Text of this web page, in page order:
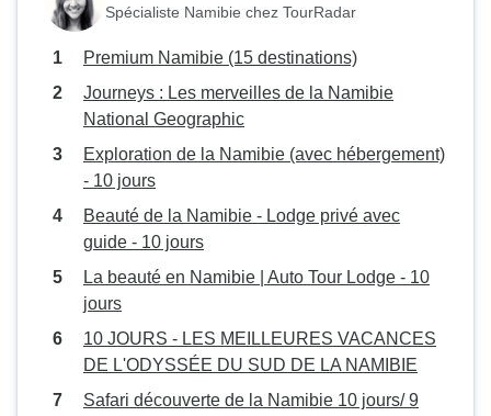
Spécialiste Namibie chez TourRadar
Premium Namibie (15 destinations)
Journeys : Les merveilles de la Namibie
National Geographic
Exploration de la Namibie (avec hébergement)
- 10 jours
Beauté de la Namibie - Lodge privé avec
guide - 10 jours
La beauté en Namibie | Auto Tour Lodge - 10
jours
10 JOURS - LES MEILLEURES VACANCES
DE L'ODYSSÉE DU SUD DE LA NAMIBIE
Safari découverte de la Namibie 10 jours/ 9